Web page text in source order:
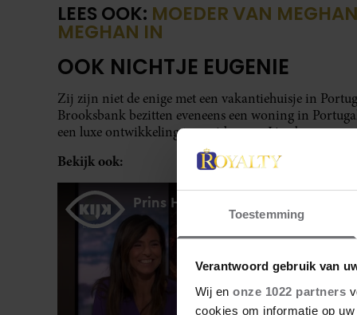
Toestemming
Verantwoord gebruik van
Wij en onze 1022 partners
cookies om informatie op
LEES OOK: MOEDER VAN
MEGHAN IN
OOK NICHTJE EUGENIE
Zij zijn niet de enige met een vakantiehuisje in
Brooksbank bezitten eveneens een woning in
een luxe ontwikkeling ten zuiden van Lissabon.
Bekijk ook: